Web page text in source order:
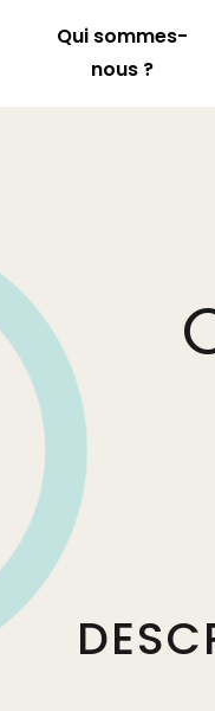
Qui sommes-
nous ?